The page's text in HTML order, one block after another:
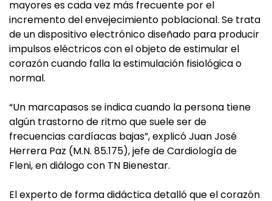
mayores es cada vez más frecuente por el
incremento del envejecimiento poblacional. Se trata
de un dispositivo electrónico diseñado para producir
impulsos eléctricos con el objeto de estimular el
corazón cuando falla la estimulación fisiológica o
normal.
“Un marcapasos se indica cuando la persona tiene
algún trastorno de ritmo que suele ser de
frecuencias cardíacas bajas”, explicó Juan José
Herrera Paz (M.N. 85.175), jefe de Cardiología de
Fleni, en diálogo con TN Bienestar.
El experto de forma didáctica detalló que el corazón